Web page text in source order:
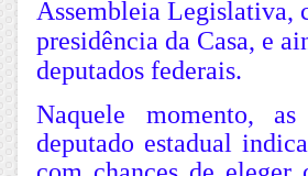
Assembleia Legislativa,
presidência da Casa, e
deputados federais.
Naquele momento,
deputado estadual